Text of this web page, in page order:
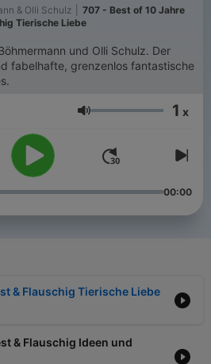
& Olli Schulz
707 - Best of 10 Jahre
Tierische Liebe
und Olli Schulz. Der
fabelhafte, grenzenlos fantastische
Lautstärke 1 x
00:00
& Flauschig Tierische Liebe
& Flauschig Ideen und